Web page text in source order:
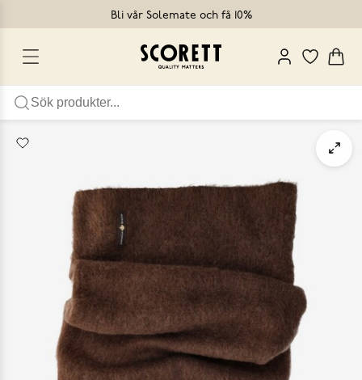
Bli vår Solemate och få 10%